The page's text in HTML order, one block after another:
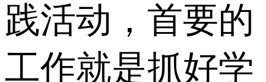
践活动，首要的
工作就是抓好学